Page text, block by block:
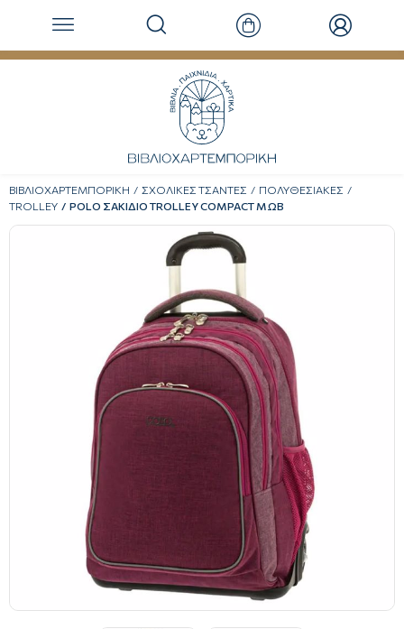
ΒΙΒΛΙΟΧΑΡΤΕΜΠΟΡΙΚΗ ΣΧΟΛΙΚΕΣ ΤΣΑΝΤΕΣ
ΠΟΛΥΘΕΣΙΑΚΕΣ
TROLLEY
POLO ΣΑΚΙΔΙΟ TROLLEY COMPACT ΜΩΒ